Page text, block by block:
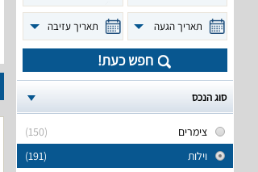
תאריך הגעה תאריך עזיבה
חפש כעת!
סוג הנכס
(150)
צימרים
(191)
וילות